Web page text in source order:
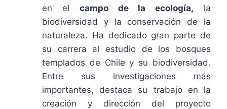
en el campo de la ecología, la
biodiversidad y la conservación de la
naturaleza. Ha dedicado gran parte de
su carrera al estudio de los bosques
templados de Chile y su biodiversidad.
Entre sus investigaciones más
importantes, destaca su trabajo en la
creación y dirección del proyecto